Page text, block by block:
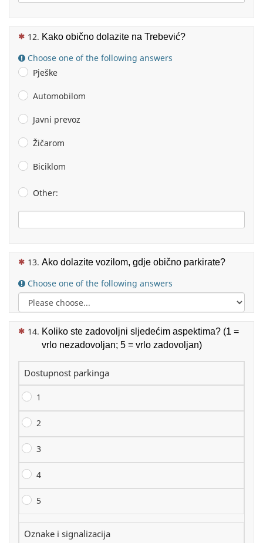
(This question is mandatory)
Kako obično dolazite na Trebević?
Choose one of the following answers
Pješke
Automobilom
Javni prevoz
Žičarom
Biciklom
Other:
(This question is mandatory)
Ako dolazite vozilom, gdje obično parkirate?
Choose one of the following answers
(This question is mandatory)
Koliko ste zadovoljni sljedećim aspektima? (1 =
vrlo nezadovoljan; 5 = vrlo zadovoljan)
Dostupnost parkinga
1
2
3
4
5
Oznake i signalizacija